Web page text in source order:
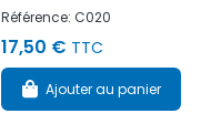
Référence: C020
17,50 € TTC
Ajouter au panier